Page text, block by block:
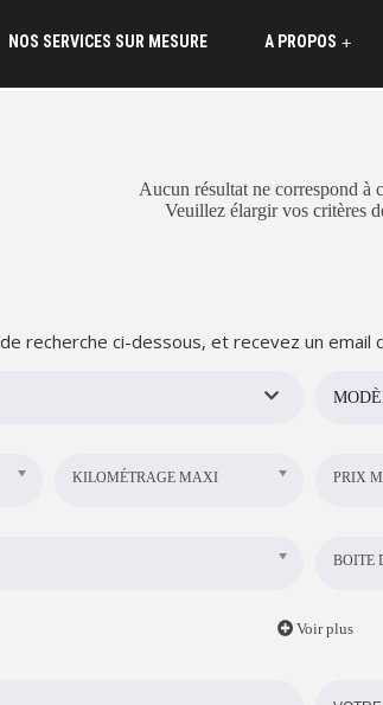
NOS SERVICES SUR MESURE +
A PROPOS
Aucun résultat ne correspond à
Veuillez élargir vos critères
recherche ci-dessous, et recevez un
KILOMÉTRAGE MAXI PRIX
BOITE
Voir plus